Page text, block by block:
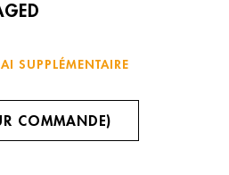
SUPPLÉMENTAIRE
COMMANDE)